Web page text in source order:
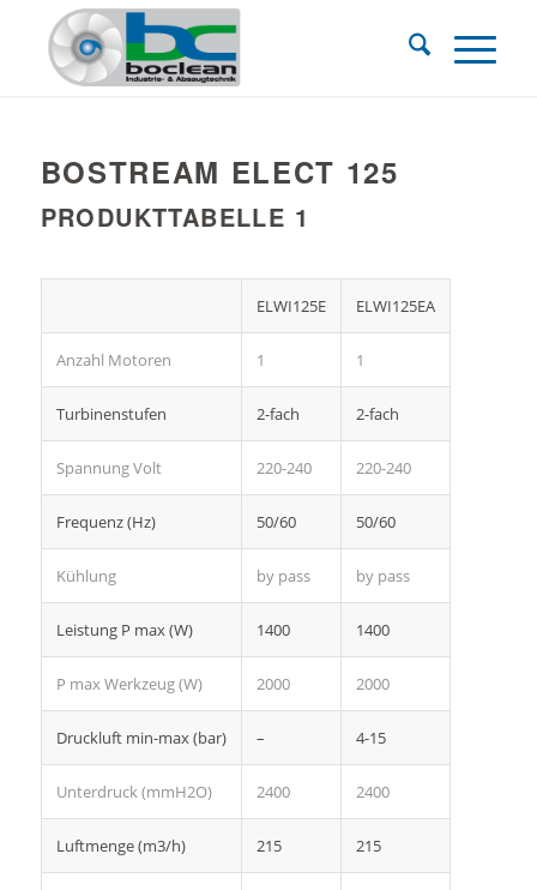
BOSTREAM ELECT 125
PRODUKTTABELLE 1
ELWI125E ELWI125EA
Anzahl Motoren 1 1
Turbinenstufen 2-fach 2-fach
Spannung Volt 220-240 220-240
Frequenz (Hz) 50/60 50/60
Kühlung by pass by pass
Leistung P max (W) 1400 1400
P max Werkzeug (W) 2000 2000
Druckluft min-max (bar) – 4-15
Unterdruck (mmH2O) 2400 2400
Luftmenge (m3/h) 215 215